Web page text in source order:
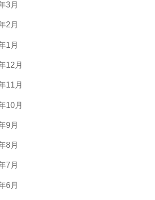
3月
2月
1月
12月
11月
10月
9月
8月
7月
6月